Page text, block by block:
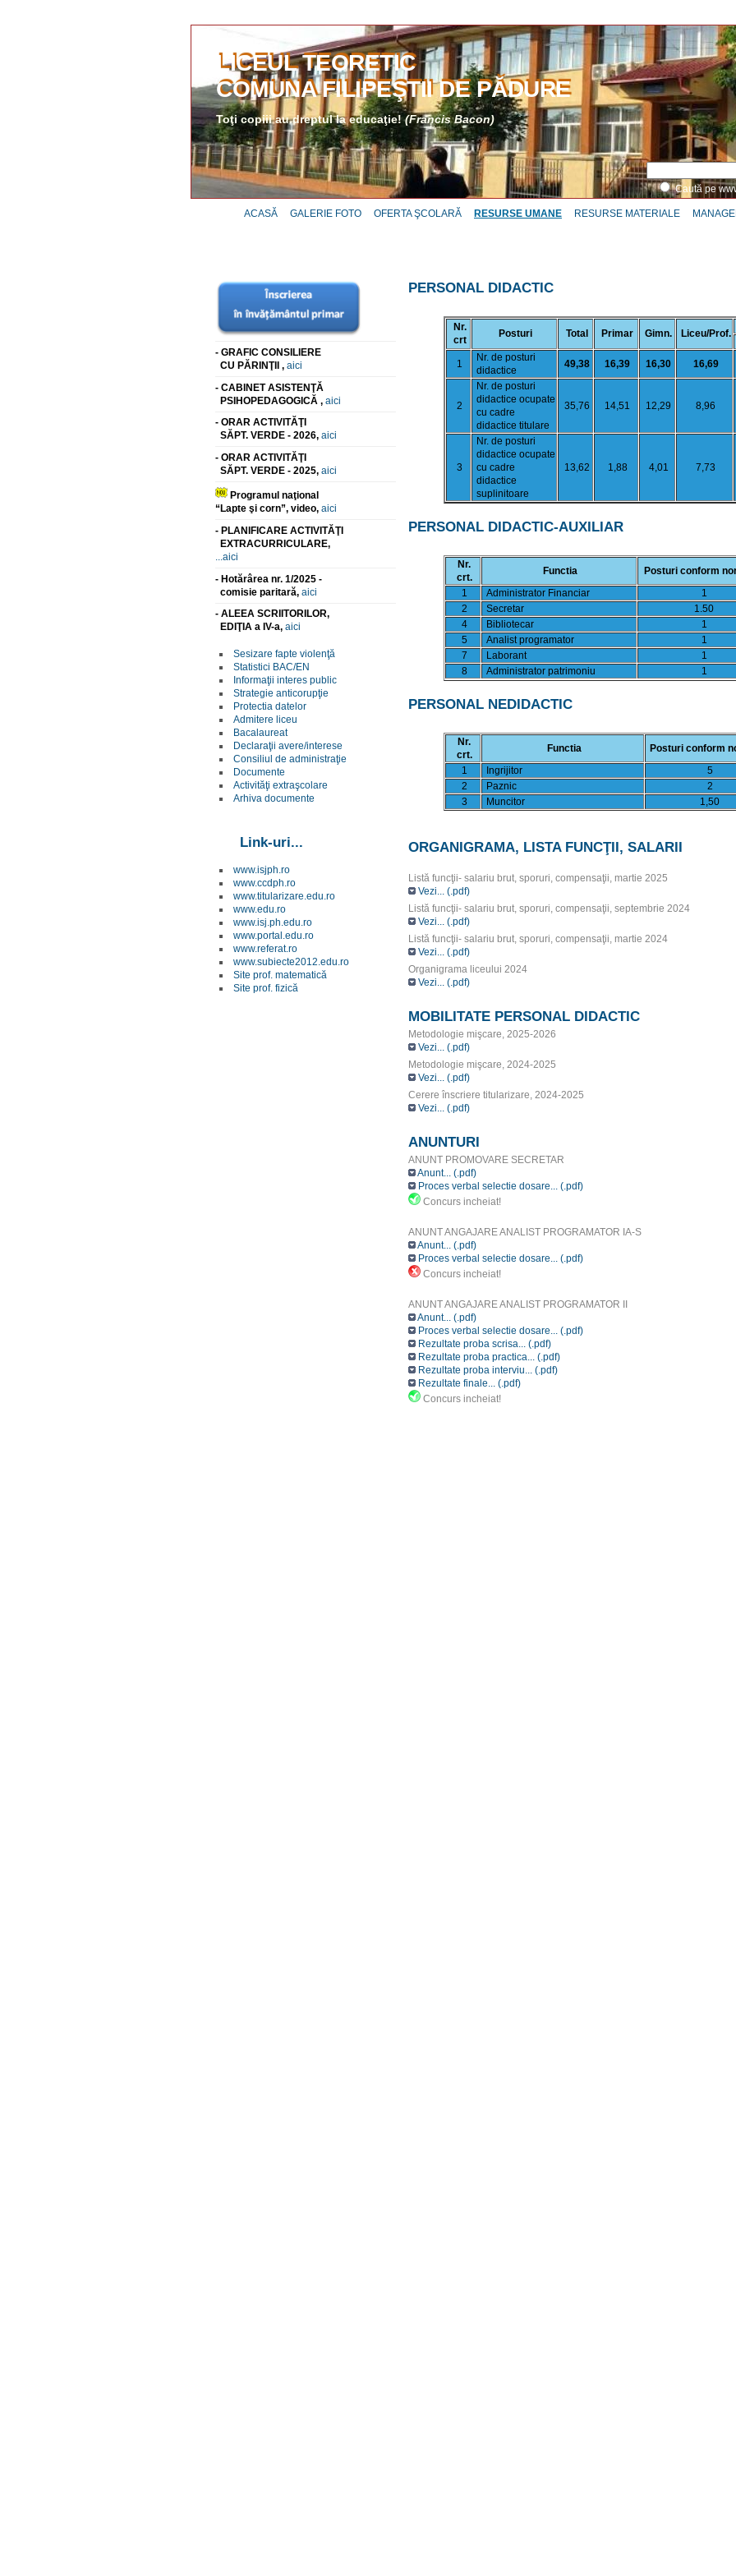
Caută pe
LICEUL TEORETIC
COMUNA FILIPEŞTII DE PĂDURE
Toţi copiii au dreptul la educaţie!(Francis Bacon)
ACASĂ GALERIE FOTO OFERTA ŞCOLARĂ RESURSE UMANE RESURSE MATERIALE
- GRAFIC CONSILIERE
CU PĂRINŢII , aici
- CABINET ASISTENŢĂ
PSIHOPEDAGOGICĂ , aici
- ORAR ACTIVITĂŢI
SĂPT. VERDE - 2026, aici
- ORAR ACTIVITĂŢI
SĂPT. VERDE - 2025, aici
Programul naţional
“Lapte şi corn”, video, aici
- PLANIFICARE ACTIVITĂŢI
EXTRACURRICULARE,
...aici
- Hotărârea nr. 1/2025 -
comisie paritară, aici
- ALEEA SCRIITORILOR,
EDIŢIA a IV-a, aici
Sesizare fapte violenţă
Statistici BAC/EN
Informaţii interes public
Strategie anticorupţie
Protectia datelor
Admitere liceu
Bacalaureat
Declaraţii avere/interese
Consiliul de administraţie
Documente
Activităţi extraşcolare
Arhiva documente
Link-uri...
www.isjph.ro
www.ccdph.ro
www.titularizare.edu.ro
www.edu.ro
www.isj.ph.edu.ro
www.portal.edu.ro
www.referat.ro
www.subiecte2012.edu.ro
Site prof. matematică
Site prof. fizică
PERSONAL DIDACTIC
Nr.
crt
Posturi Total Primar Gimn. Liceu/Prof.
1
Nr. de posturi
didactice
49,38 16,39 16,30 16,69
2
Nr. de posturi
didactice ocupate
cu cadre
didactice titulare
35,76 14,51 12,29 8,96
3
Nr. de posturi
didactice ocupate
cu cadre
didactice
suplinitoare
13,62 1,88 4,01 7,73
PERSONAL DIDACTIC-AUXILIAR
Nr.
crt.
Functia Posturi conform
1
Administrator Financiar 1
2
Secretar 1.50
4
Bibliotecar 1
5
Analist programator 1
7
Laborant 1
8
Administrator patrimoniu 1
PERSONAL NEDIDACTIC
Nr.
crt.
Functia Posturi conform
1
Ingrijitor 5
2
Paznic 2
3
Muncitor 1,50
ORGANIGRAMA, LISTA FUNCŢII, SALARII
Listă funcţii- salariu brut, sporuri, compensaţii, martie 2025
Vezi... (.pdf)
Listă funcţii- salariu brut, sporuri, compensaţii, septembrie 2024
Vezi... (.pdf)
Listă funcţii- salariu brut, sporuri, compensaţii, martie 2024
Vezi... (.pdf)
Organigrama liceului 2024
Vezi... (.pdf)
MOBILITATE PERSONAL DIDACTIC
Metodologie mişcare, 2025-2026
Vezi... (.pdf)
Metodologie mişcare, 2024-2025
Vezi... (.pdf)
Cerere înscriere titularizare, 2024-2025
Vezi... (.pdf)
ANUNTURI
ANUNT PROMOVARE SECRETAR
Anunt... (.pdf)
Proces verbal selectie dosare... (.pdf)
Concurs incheiat!
ANUNT ANGAJARE ANALIST PROGRAMATOR IA-S
Anunt... (.pdf)
Proces verbal selectie dosare... (.pdf)
Concurs incheiat!
ANUNT ANGAJARE ANALIST PROGRAMATOR II
Anunt... (.pdf)
Proces verbal selectie dosare... (.pdf)
Rezultate proba scrisa... (.pdf)
Rezultate proba practica... (.pdf)
Rezultate proba interviu... (.pdf)
Rezultate finale... (.pdf)
Concurs incheiat!